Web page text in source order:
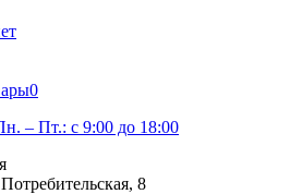
0
– Пт.: с 9:00 до 18:00
8